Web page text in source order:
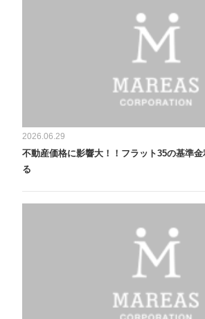
2026.06.29
不動産価格に影響大！！フラット35の基準
る